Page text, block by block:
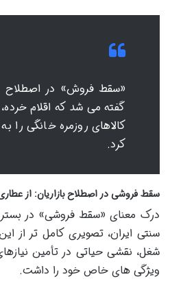
«سقط فروش» در اصطلاح
گفته می شد که اقلام
کالاهای روزمره خانگی
کرد.
سقط فروشی در اصطلاح بازاریان: از عطاری
درک معنای «سقط فروشی» در
سنتی ایران، تصویری کامل تر از
شغل، نقشی حیاتی در تأمین
ویژگی های خاص خود را داشت.